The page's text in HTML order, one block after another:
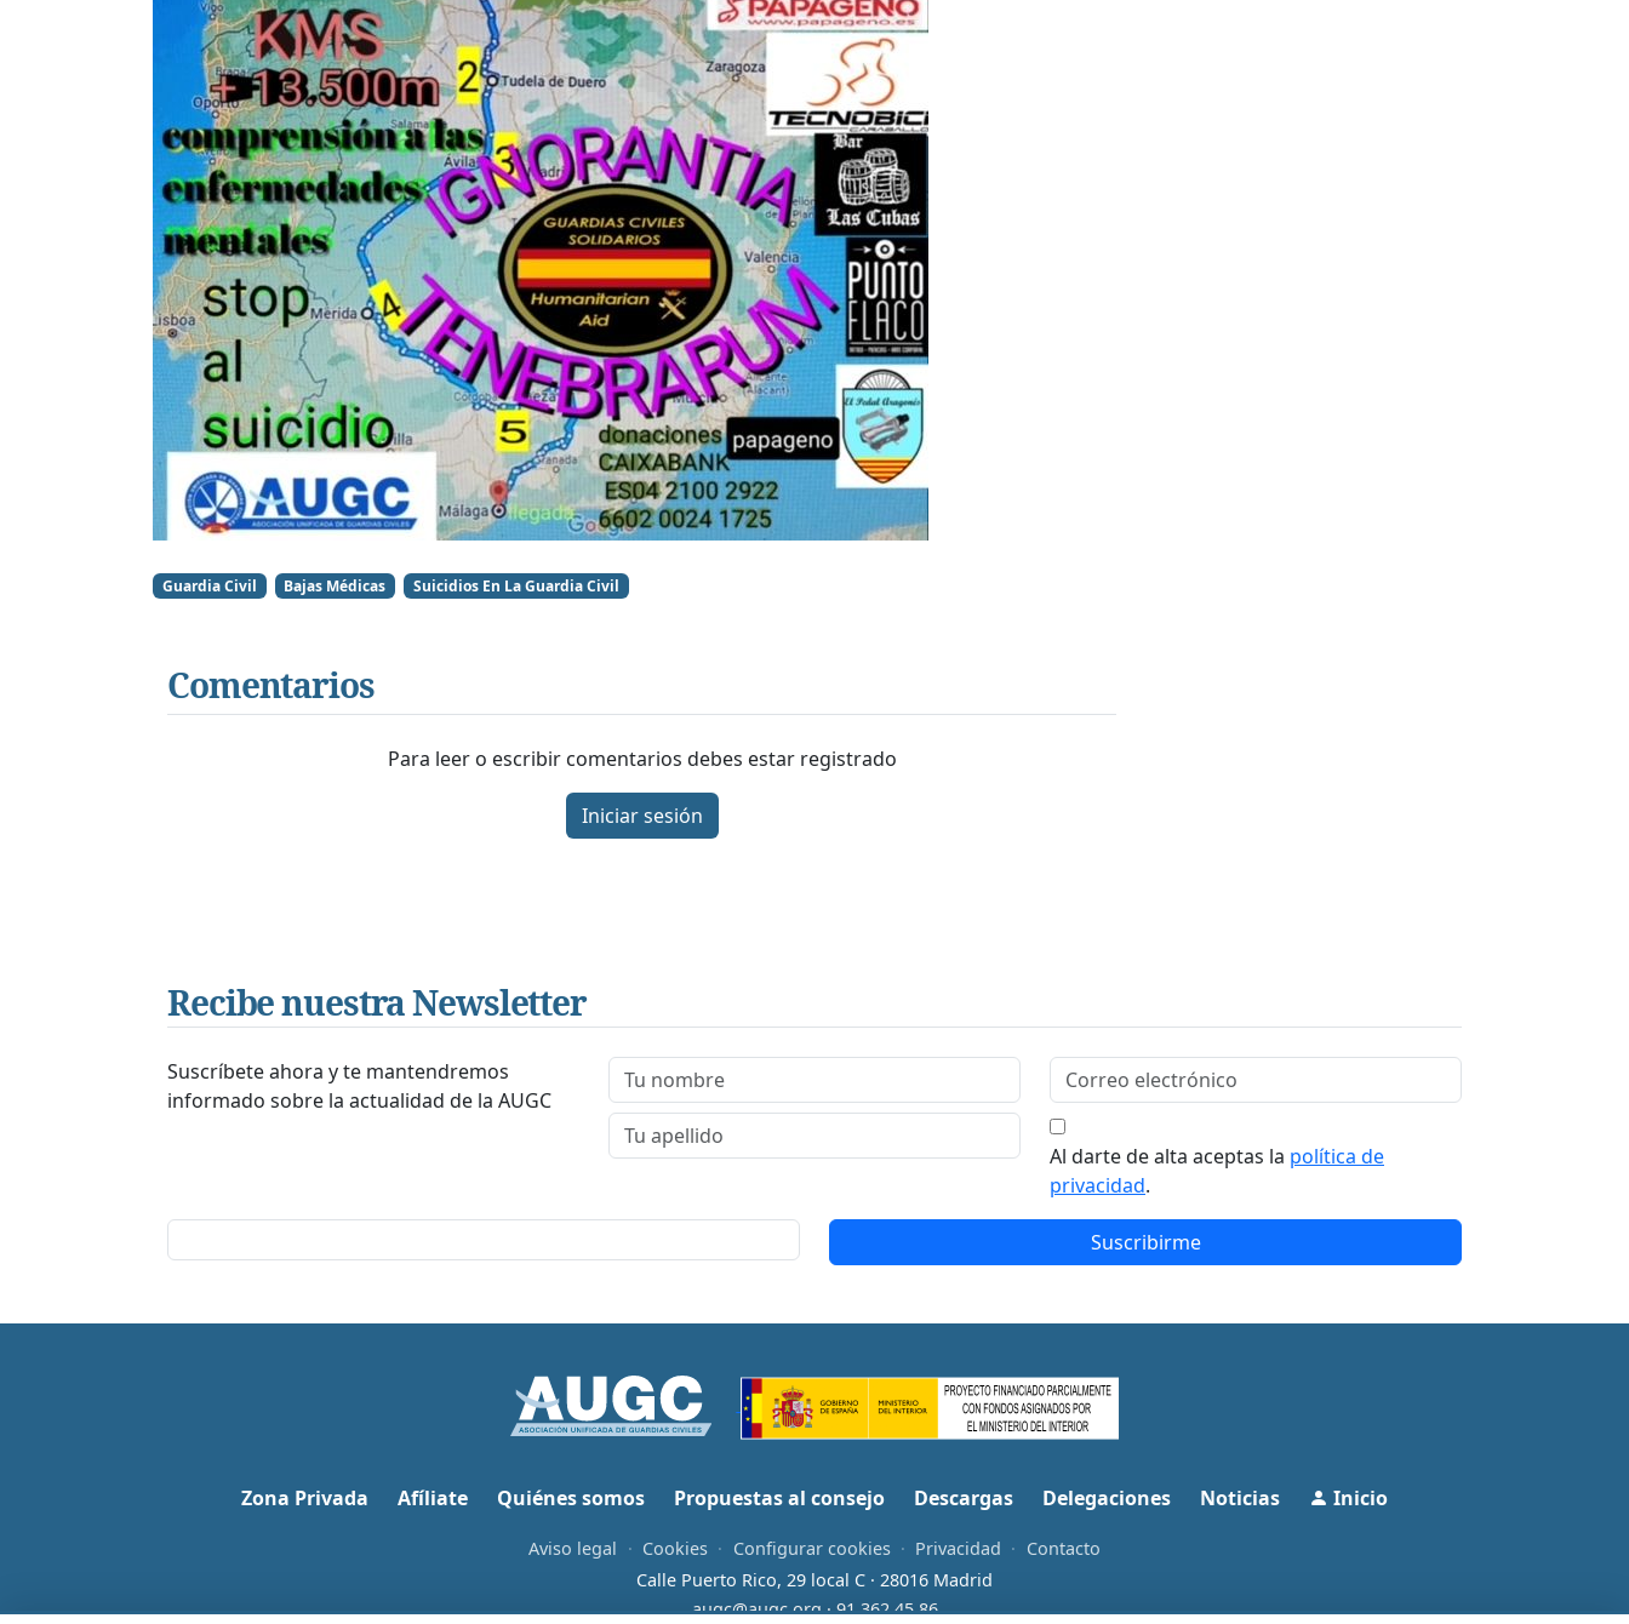
Guardia Civil Bajas Médicas Suicidios En La Guardia Civil
Comentarios
Para leer o escribir comentarios debes estar registrado
Iniciar sesión
Recibe nuestra Newsletter
Suscríbete ahora y te mantendremos
informado sobre la actualidad de la AUGC
Al darte de alta aceptas la política de
privacidad.
Suscribirme
Zona Privada Afíliate Quiénes somos Propuestas al consejo Descargas Delegaciones Noticias Inicio
Aviso legal · Cookies · Configurar cookies · Privacidad · Contacto
Calle Puerto Rico, 29 local C · 28016 Madrid
augc@augc.org · 91 362 45 86